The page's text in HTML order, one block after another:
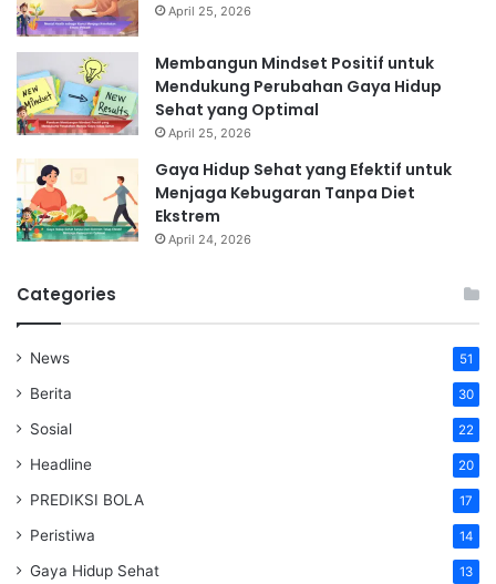
April 25, 2026
Membangun Mindset Positif untuk
Mendukung Perubahan Gaya Hidup
Sehat yang Optimal
April 25, 2026
Gaya Hidup Sehat yang Efektif untuk
Menjaga Kebugaran Tanpa Diet
Ekstrem
April 24, 2026
Categories
News 51
Berita 30
Sosial 22
Headline 20
PREDIKSI BOLA 17
Peristiwa 14
Gaya Hidup Sehat 13